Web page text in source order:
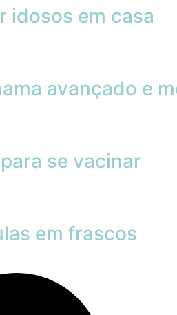
idosos em casa
avançado e
se vacinar
em frascos